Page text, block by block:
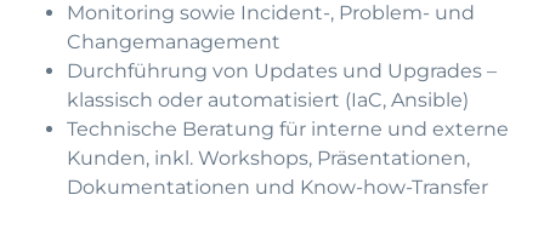
Monitoring sowie Incident-, Problem- und
Changemanagement
Durchführung von Updates und Upgrades –
klassisch oder automatisiert (IaC, Ansible)
Technische Beratung für interne und externe
Kunden, inkl. Workshops, Präsentationen,
Dokumentationen und Know-how-Transfer